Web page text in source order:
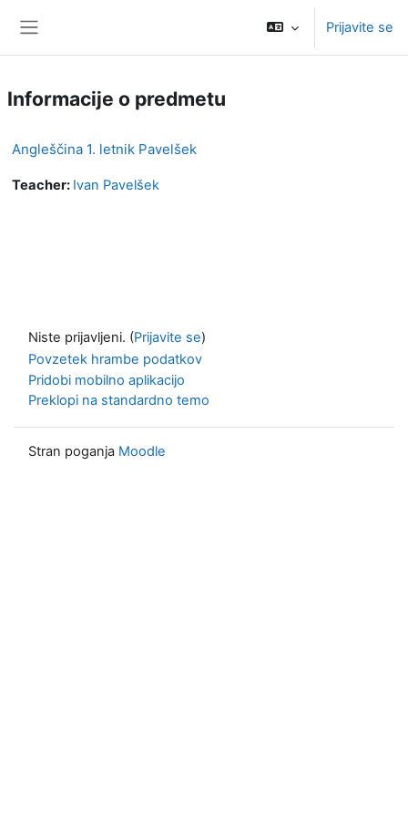
Prijavite se
Informacije o predmetu
Angleščina 1. letnik Pavelšek
Teacher: Ivan Pavelšek
Niste prijavljeni. (Prijavite se)
Povzetek hrambe podatkov
Pridobi mobilno aplikacijo
Preklopi na standardno temo
Stran poganja Moodle